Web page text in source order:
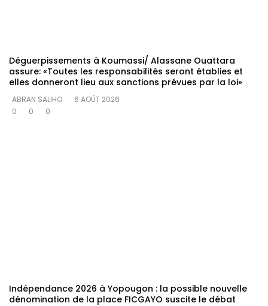
Déguerpissements à Koumassi/ Alassane Ouattara
assure: «Toutes les responsabilités seront établies et
elles donneront lieu aux sanctions prévues par la loi»
ABRAN SALIHO
6 AOÛT 2026
0
0 0
Indépendance 2026 à Yopougon : la possible nouvelle
dénomination de la place FICGAYO suscite le débat